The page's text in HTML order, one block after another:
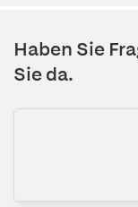
Haben Sie
Sie da.